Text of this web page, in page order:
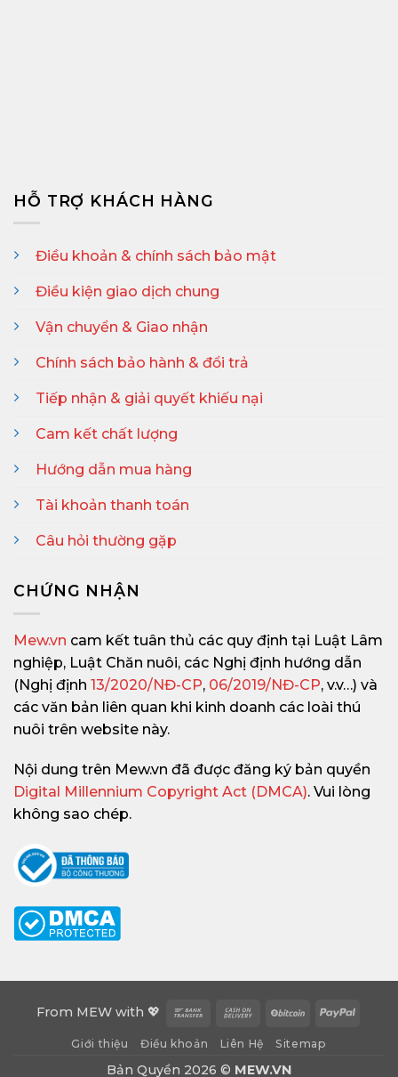
HỖ TRỢ KHÁCH HÀNG
Điều khoản & chính sách bảo mật
Điều kiện giao dịch chung
Vận chuyển & Giao nhận
Chính sách bảo hành & đổi trả
Tiếp nhận & giải quyết khiếu nại
Cam kết chất lượng
Hướng dẫn mua hàng
Tài khoản thanh toán
Câu hỏi thường gặp
CHỨNG NHẬN
Mew.vn cam kết tuân thủ các quy định tại Luật Lâm
nghiệp, Luật Chăn nuôi, các Nghị định hướng dẫn
(Nghị định 13/2020/NĐ-CP, 06/2019/NĐ-CP, v.v…) và
các văn bản liên quan khi kinh doanh các loài thú
nuôi trên website này.
Nội dung trên Mew.vn đã được đăng ký bản quyền
Digital Millennium Copyright Act (DMCA). Vui lòng
không sao chép.
From MEWwith 💖
Bank
Cash
Delivery
BitCoinPayPal
Giới thiệu Điều khoản Liên Hệ Sitemap
Bản Quyền 2026 © MEW.VN